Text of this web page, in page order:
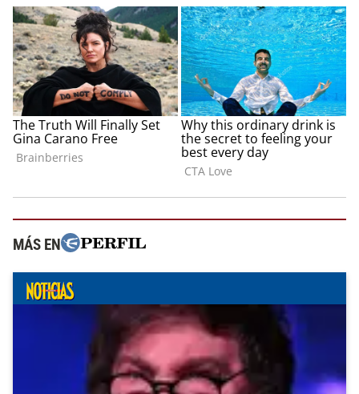
MÁS EN